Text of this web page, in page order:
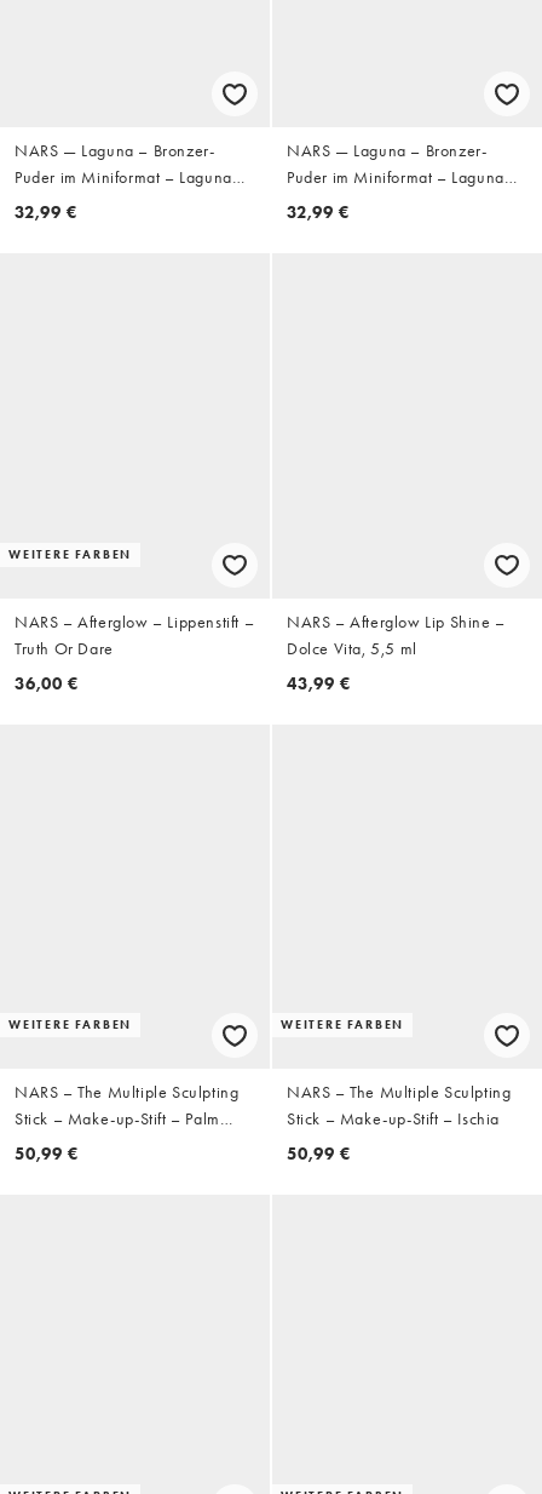
NARS — Laguna – Bronzer-
Puder im Miniformat – Laguna
06
32,99 €
NARS — Laguna – Bronzer-
Puder im Miniformat – Laguna
01
32,99 €
WEITERE FARBEN
NARS – Afterglow – Lippenstift –
Truth Or Dare
36,00 €
NARS – Afterglow Lip Shine –
Dolce Vita, 5,5 ml
43,99 €
WEITERE FARBEN
NARS – The Multiple Sculpting
Stick – Make-up-Stift – Palm
Cove
50,99 €
WEITERE FARBEN
NARS – The Multiple Sculpting
Stick – Make-up-Stift – Ischia
50,99 €